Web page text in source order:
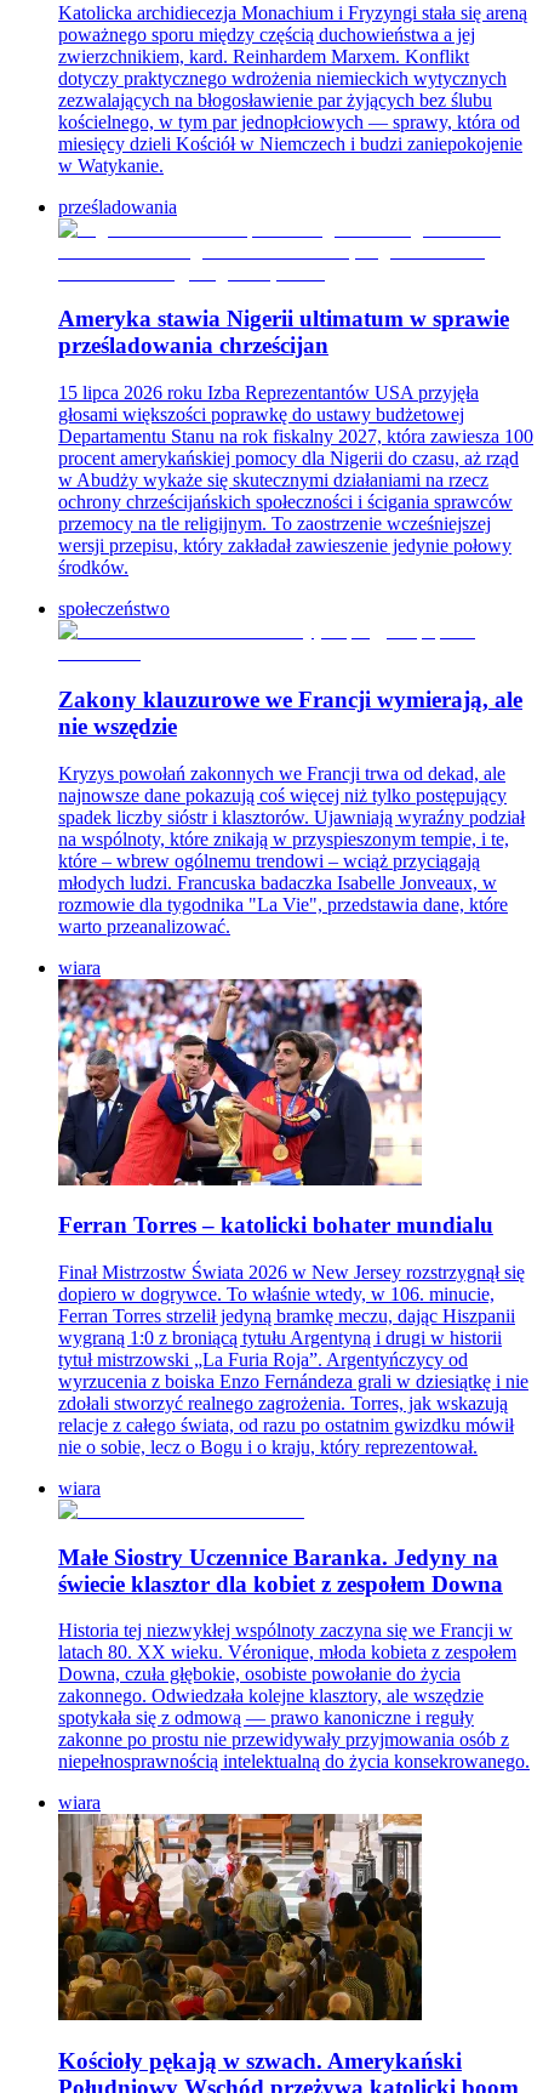
Katolicka archidiecezja Monachium i Fryzyngi stała się areną
poważnego sporu między częścią duchowieństwa a jej
zwierzchnikiem, kard. Reinhardem Marxem. Konflikt
dotyczy praktycznego wdrożenia niemieckich wytycznych
zezwalających na błogosławienie par żyjących bez ślubu
kościelnego, w tym par jednopłciowych — sprawy, która od
miesięcy dzieli Kościół w Niemczech i budzi zaniepokojenie
w Watykanie.
prześladowania
Ameryka stawia Nigerii ultimatum w sprawie
prześladowania chrześcijan
15 lipca 2026 roku Izba Reprezentantów USA przyjęła
głosami większości poprawkę do ustawy budżetowej
Departamentu Stanu na rok fiskalny 2027, która zawiesza 100
procent amerykańskiej pomocy dla Nigerii do czasu, aż rząd
w Abudży wykaże się skutecznymi działaniami na rzecz
ochrony chrześcijańskich społeczności i ścigania sprawców
przemocy na tle religijnym. To zaostrzenie wcześniejszej
wersji przepisu, który zakładał zawieszenie jedynie połowy
środków.
społeczeństwo
Zakony klauzurowe we Francji wymierają, ale
nie wszędzie
Kryzys powołań zakonnych we Francji trwa od dekad, ale
najnowsze dane pokazują coś więcej niż tylko postępujący
spadek liczby sióstr i klasztorów. Ujawniają wyraźny podział
na wspólnoty, które znikają w przyspieszonym tempie, i te,
które – wbrew ogólnemu trendowi – wciąż przyciągają
młodych ludzi. Francuska badaczka Isabelle Jonveaux, w
rozmowie dla tygodnika "La Vie", przedstawia dane, które
warto przeanalizować.
wiara
Ferran Torres – katolicki bohater mundialu
Finał Mistrzostw Świata 2026 w New Jersey rozstrzygnął się
dopiero w dogrywce. To właśnie wtedy, w 106. minucie,
Ferran Torres strzelił jedyną bramkę meczu, dając Hiszpanii
wygraną 1:0 z broniącą tytułu Argentyną i drugi w historii
tytuł mistrzowski „La Furia Roja”. Argentyńczycy od
wyrzucenia z boiska Enzo Fernándeza grali w dziesiątkę i nie
zdołali stworzyć realnego zagrożenia. Torres, jak wskazują
relacje z całego świata, od razu po ostatnim gwizdku mówił
nie o sobie, lecz o Bogu i o kraju, który reprezentował.
wiara
Małe Siostry Uczennice Baranka. Jedyny na
świecie klasztor dla kobiet z zespołem Downa
Historia tej niezwykłej wspólnoty zaczyna się we Francji w
latach 80. XX wieku. Véronique, młoda kobieta z zespołem
Downa, czuła głębokie, osobiste powołanie do życia
zakonnego. Odwiedzała kolejne klasztory, ale wszędzie
spotykała się z odmową — prawo kanoniczne i reguły
zakonne po prostu nie przewidywały przyjmowania osób z
niepełnosprawnością intelektualną do życia konsekrowanego.
wiara
Kościoły pękają w szwach. Amerykański
Południowy Wschód przeżywa katolicki boom